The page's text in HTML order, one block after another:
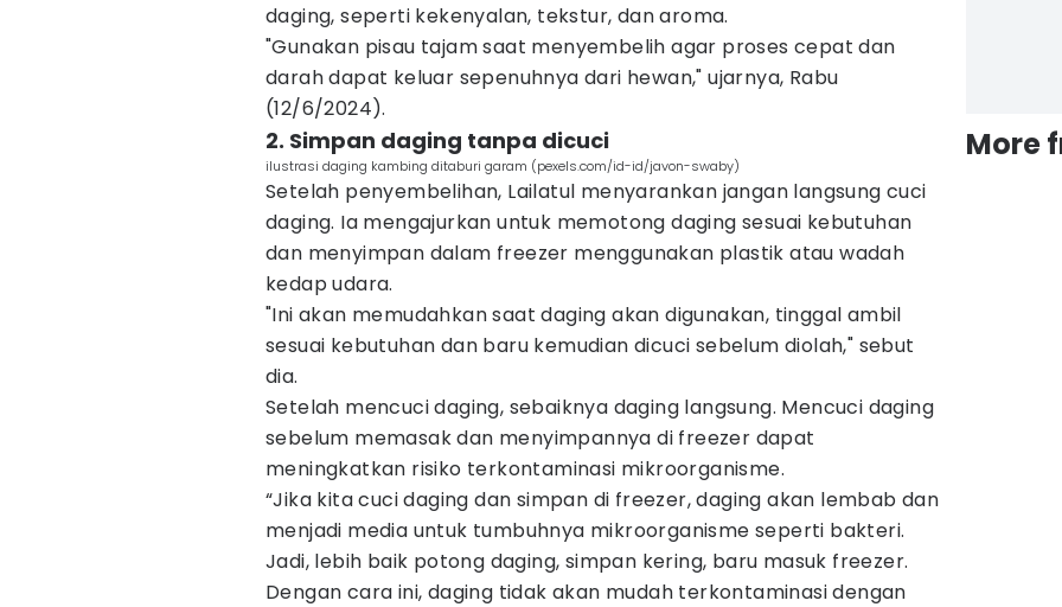
daging, seperti kekenyalan, tekstur, dan aroma.
"Gunakan pisau tajam saat menyembelih agar proses cepat dan
darah dapat keluar sepenuhnya dari hewan," ujarnya, Rabu
(12/6/2024).
2. Simpan daging tanpa dicuci
ilustrasi daging kambing ditaburi garam (pexels.com/id-id/javon-swaby)
Setelah penyembelihan, Lailatul menyarankan jangan langsung cuci
daging. Ia mengajurkan untuk memotong daging sesuai kebutuhan
dan menyimpan dalam freezer menggunakan plastik atau wadah
kedap udara.
"Ini akan memudahkan saat daging akan digunakan, tinggal ambil
sesuai kebutuhan dan baru kemudian dicuci sebelum diolah," sebut
dia.
Setelah mencuci daging, sebaiknya daging langsung. Mencuci daging
sebelum memasak dan menyimpannya di freezer dapat
meningkatkan risiko terkontaminasi mikroorganisme.
“Jika kita cuci daging dan simpan di freezer, daging akan lembab dan
menjadi media untuk tumbuhnya mikroorganisme seperti bakteri.
Jadi, lebih baik potong daging, simpan kering, baru masuk freezer.
Dengan cara ini, daging tidak akan mudah terkontaminasi dengan
More